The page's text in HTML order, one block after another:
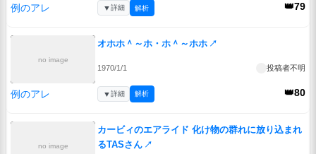
例のアレ 👑79
▼詳細 解析
no image
オホホ＾～ホ・ホ＾～ホホ ↗
1970/1/1 投稿者不明
例のアレ 👑80
▼詳細 解析
no image
カービィのエアライド 化け物の群れに放り込まれ
るTASさん ↗